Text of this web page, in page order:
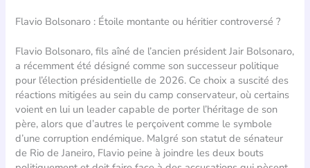
Flavio Bolsonaro : Étoile montante ou héritier controversé ?
Flavio Bolsonaro, fils aîné de l’ancien président Jair Bolsonaro,
a récemment été désigné comme son successeur politique
pour l’élection présidentielle de 2026. Ce choix a suscité des
réactions mitigées au sein du camp conservateur, où certains
voient en lui un leader capable de porter l’héritage de son
père, alors que d’autres le perçoivent comme le symbole
d’une corruption endémique. Malgré son statut de sénateur
de Rio de Janeiro, Flavio peine à joindre les deux bouts